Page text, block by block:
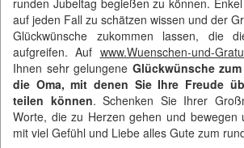
runden Jubeltag begießen zu können.
auf jeden Fall zu schätzen wissen und der
Glückwünsche zukommen lassen, die
aufgreifen. Auf www.Wuenschen-und-
Ihnen sehr gelungene Glückwünsche
die Oma, mit denen Sie Ihre Freude
teilen können. Schenken Sie Ihrer
Worte, die zu Herzen gehen und bewegen
mit viel Gefühl und Liebe alles Gute zum